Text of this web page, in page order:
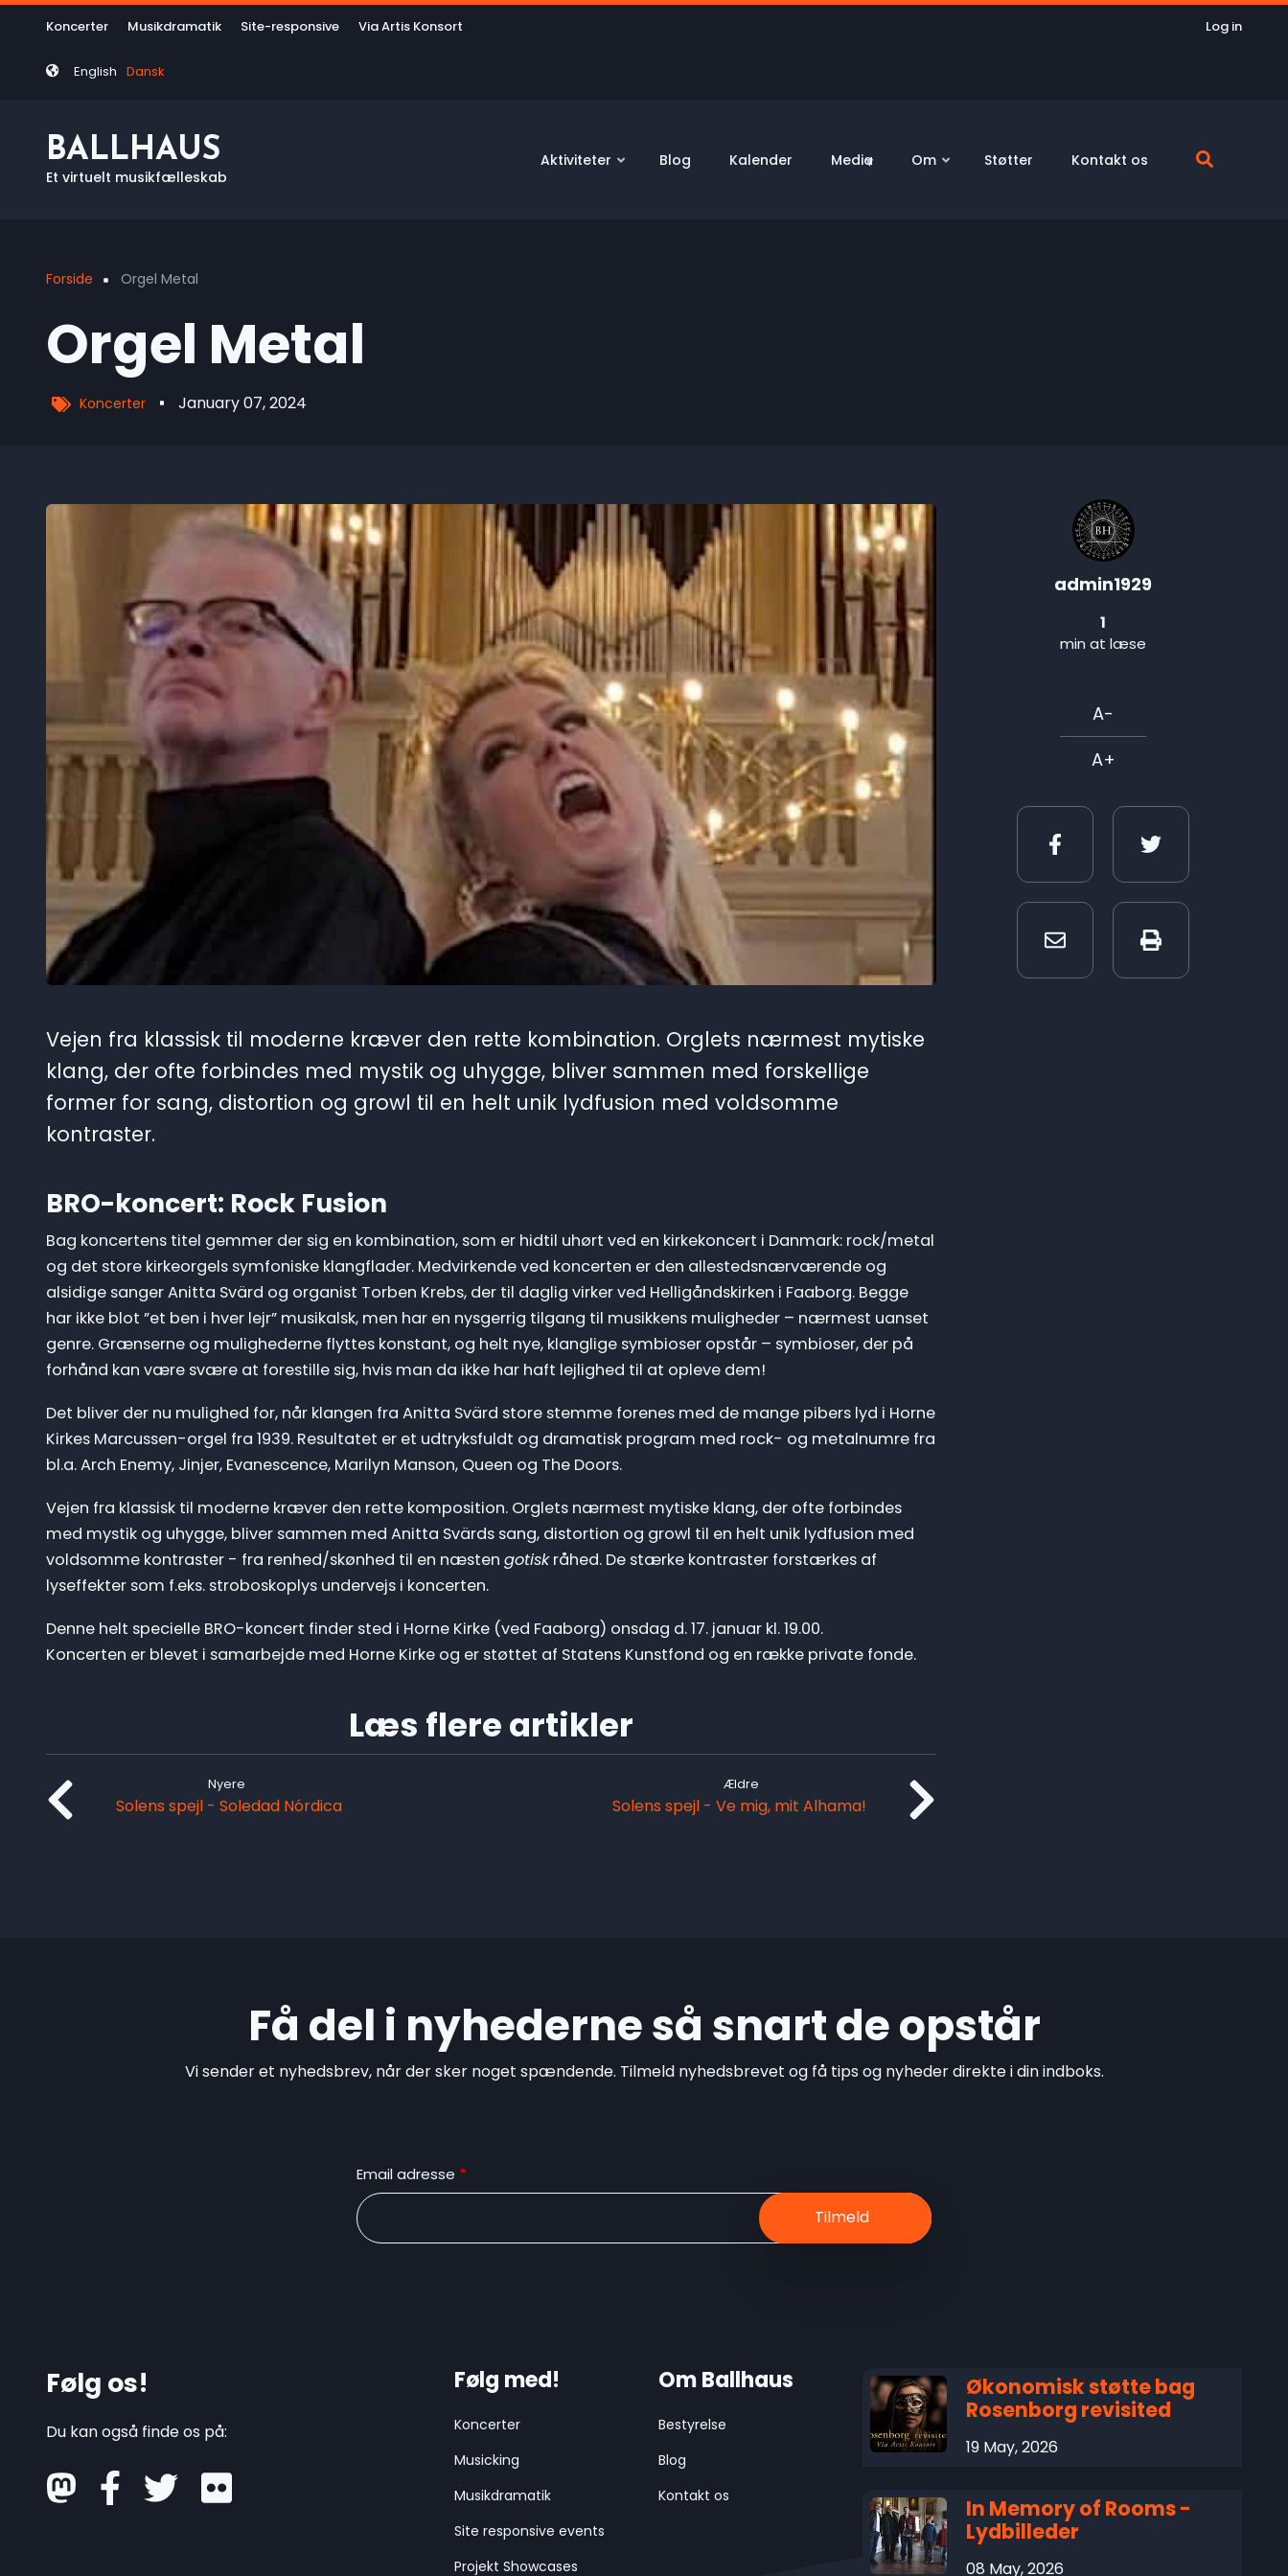
Skip
content
Tag
Koncerter Musikdramatik Site-responsive Via Artis Konsort
English Dansk
Log in
BALLHAUS
Et virtuelt musikfælleskab
Aktiviteter Blog Kalender Media Om Støtter Kontakt os
Breadcrumb
Forside Orgel Metal
Orgel Metal
Koncerter January 07, 2024
Vejen fra klassisk til moderne kræver den rette kombination. Orglets nærmest mytiske
klang, der ofte forbindes med mystik og uhygge, bliver sammen med forskellige
former for sang, distortion og growl til en helt unik lydfusion med voldsomme
kontraster.
BRO-koncert: Rock Fusion
Bag koncertens titel gemmer der sig en kombination, som er hidtil uhørt ved en kirkekoncert i Danmark: rock/metal
og det store kirkeorgels symfoniske klangflader. Medvirkende ved koncerten er den allestedsnærværende og
alsidige sanger Anitta Svärd og organist Torben Krebs, der til daglig virker ved Helligåndskirken i Faaborg. Begge
har ikke blot ”et ben i hver lejr” musikalsk, men har en nysgerrig tilgang til musikkens muligheder – nærmest uanset
genre. Grænserne og mulighederne flyttes konstant, og helt nye, klanglige symbioser opstår – symbioser, der på
forhånd kan være svære at forestille sig, hvis man da ikke har haft lejlighed til at opleve dem!
Det bliver der nu mulighed for, når klangen fra Anitta Svärd store stemme forenes med de mange pibers lyd i Horne
Kirkes Marcussen-orgel fra 1939. Resultatet er et udtryksfuldt og dramatisk program med rock- og metalnumre fra
bl.a. Arch Enemy, Jinjer, Evanescence, Marilyn Manson, Queen og The Doors.
Vejen fra klassisk til moderne kræver den rette komposition. Orglets nærmest mytiske klang, der ofte forbindes
med mystik og uhygge, bliver sammen med Anitta Svärds sang, distortion og growl til en helt unik lydfusion med
voldsomme kontraster - fra renhed/skønhed til en næsten gotiskråhed. De stærke kontraster forstærkes af
lyseffekter som f.eks. stroboskoplys undervejs i koncerten.
Denne helt specielle BRO-koncert finder sted i Horne Kirke (ved Faaborg) onsdag d. 17. januar kl. 19.00.
Koncerten er blevet i samarbejde med Horne Kirke og er støttet af Statens Kunstfond og en række private fonde.
Læs flere artikler
Nyere
Solens spejl - Soledad Nórdica
Ældre
Solens spejl - Ve mig, mit Alhama!
admin1929
1
min at læse
A-
A+
Få del i nyhederne så snart de opstår
Vi sender et nyhedsbrev, når der sker noget spændende. Tilmeld nyhedsbrevet og få tips og nyheder direkte i din indboks.
Email adresse
Følg os!
Du kan også finde os på:
mastodon
Følg med!
Koncerter
Musicking
Musikdramatik
Site responsive events
Projekt Showcases
Om Ballhaus
Bestyrelse
Blog
Kontakt os
Økonomisk støtte bag
Rosenborg revisited
19 May, 2026
In Memory of Rooms -
Lydbilleder
08 May, 2026